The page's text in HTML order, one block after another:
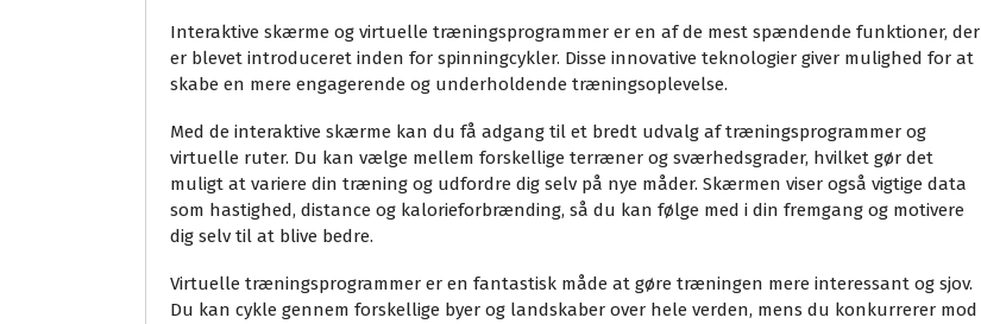
Interaktive skærme og virtuelle træningsprogrammer er en af de mest spændende funktioner, der
er blevet introduceret inden for spinningcykler. Disse innovative teknologier giver mulighed for at
skabe en mere engagerende og underholdende træningsoplevelse.
Med de interaktive skærme kan du få adgang til et bredt udvalg af træningsprogrammer og
virtuelle ruter. Du kan vælge mellem forskellige terræner og sværhedsgrader, hvilket gør det
muligt at variere din træning og udfordre dig selv på nye måder. Skærmen viser også vigtige data
som hastighed, distance og kalorieforbrænding, så du kan følge med i din fremgang og motivere
dig selv til at blive bedre.
Virtuelle træningsprogrammer er en fantastisk måde at gøre træningen mere interessant og sjov.
Du kan cykle gennem forskellige byer og landskaber over hele verden, mens du konkurrerer mod